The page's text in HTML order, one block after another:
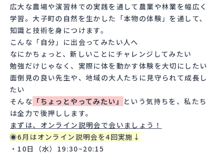
広大な農場や演習林での実践を通して農業や林業を幅広く
学習。大子町の自然を生かした「本物の体験」を通して、
知識と技術を身につけます。
こんな「自分」に出会ってみたい人へ
なにかちょっと、新しいことにチャレンジしてみたい
勉強だけじゃなく、実際に体を動かす体験を大切にしたい
面倒見の良い先生や、地域の大人たちに見守られて成長し
たい
そんな 「ちょっとやってみたい」 という気持ちを、私たち
は全力で後押しします。
まずは、オンライン説明会で会いましょう！
◉6月はオンライン説明会を4回実施↓
・10日（水）19:30~20:15